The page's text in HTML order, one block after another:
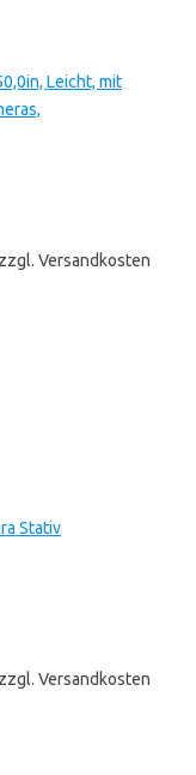
Leicht, mit
Versandkosten
Stativ
Versandkosten